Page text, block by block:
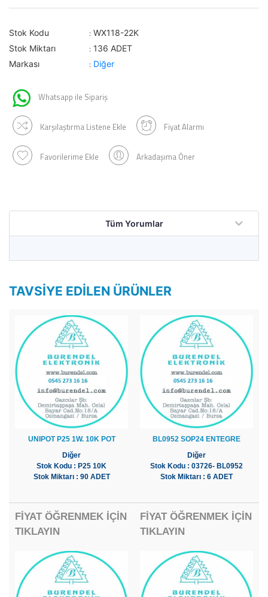
Stok Kodu : WX118-22K
Stok Miktarı
: 136 ADET
Markası
: Diğer
Whatsapp ile Sipariş
Karşılaştırma Listene Ekle Fiyat Alarmı
Favorilerime Ekle Arkadaşıma Öner
Tüm Yorumlar
TAVSIYE EDILEN ÜRÜNLER
UNIPOT P25 1W. 10K POT
Diğer
Stok Kodu : P25 10K
Stok Miktarı : 90 ADET
FİYAT ÖĞRENMEK İÇİN
TIKLAYIN
BL0952 SOP24 ENTEGRE
Diğer
Stok Kodu : 03726- BL0952
Stok Miktarı : 6 ADET
FİYAT ÖĞRENMEK İÇİN
TIKLAYIN